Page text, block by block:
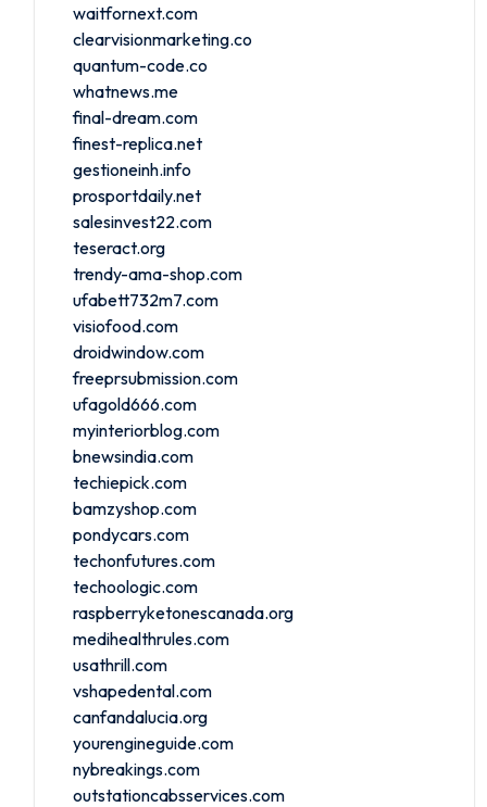
waitfornext.com
clearvisionmarketing.co
quantum-code.co
whatnews.me
final-dream.com
finest-replica.net
gestioneinh.info
prosportdaily.net
salesinvest22.com
teseract.org
trendy-ama-shop.com
ufabett732m7.com
visiofood.com
droidwindow.com
freeprsubmission.com
ufagold666.com
myinteriorblog.com
bnewsindia.com
techiepick.com
bamzyshop.com
pondycars.com
techonfutures.com
techoologic.com
raspberryketonescanada.org
medihealthrules.com
usathrill.com
vshapedental.com
canfandalucia.org
yourengineguide.com
nybreakings.com
outstationcabsservices.com